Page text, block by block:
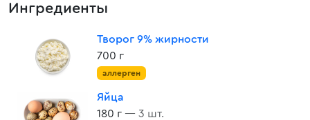
Ингредиенты
Творог 9% жирности
700 г
аллерген
Яйца
180 г — 3 шт.